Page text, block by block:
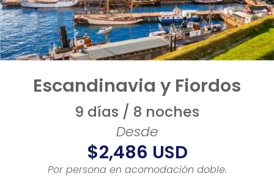
Escandinavia y Fiordos
9 días / 8 noches
Desde
$2,486 USD
Por persona en acomodación doble.